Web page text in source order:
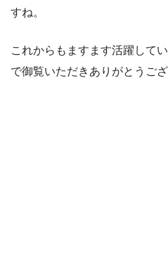
すね。
これからもますます活躍して
で御覧いただきありがとうござ